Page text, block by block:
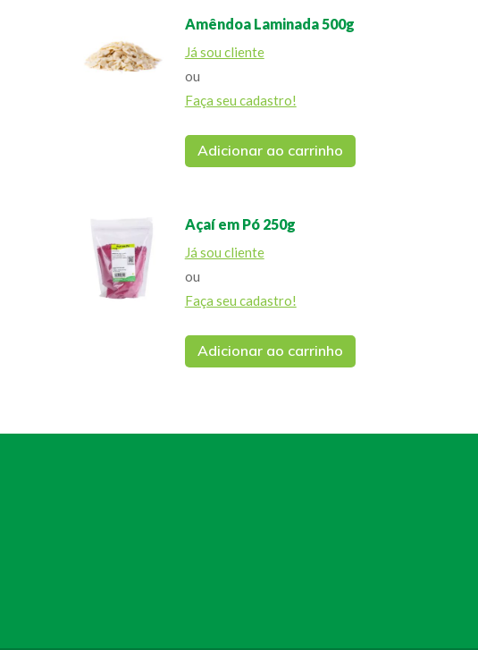
Amêndoa Laminada 500g
Já sou cliente
ou
Faça seu cadastro!
Adicionar ao carrinho
Açaí em Pó 250g
Já sou cliente
ou
Faça seu cadastro!
Adicionar ao carrinho